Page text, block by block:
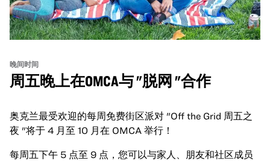
晚间时间
周五晚上在OMCA与 "脱网 "合作
奥克兰最受欢迎的每周免费街区派对 "Off the Grid 周五之
夜 "将于 4 月至 10 月在 OMCA 举行！
每周五下午 5 点至 9 点，您可以与家人、朋友和社区成员